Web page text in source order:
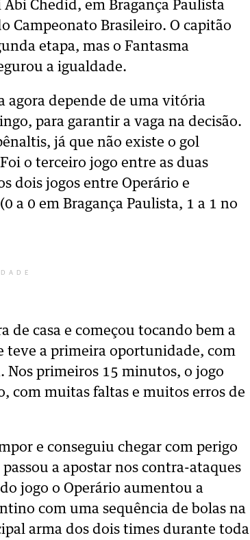
Chedid, em Bragança Paulista
Campeonato Brasileiro. O capitão
etapa, mas o Fantasma
a igualdade.
agora depende de uma vitória
para garantir a vaga na decisão.
já que não existe o gol
o terceiro jogo entre as duas
dois jogos entre Operário e
a 0 em Bragança Paulista, 1 a 1 no
de casa e começou tocando bem a
teve a primeira oportunidade, com
Nos primeiros 15 minutos, o jogo
com muitas faltas e muitos erros de
e conseguiu chegar com perigo
a apostar nos contra-ataques
jogo o Operário aumentou a
com uma sequência de bolas na
arma dos dois times durante toda